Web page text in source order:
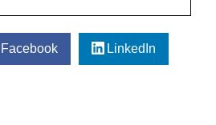
Facebook LinkedIn